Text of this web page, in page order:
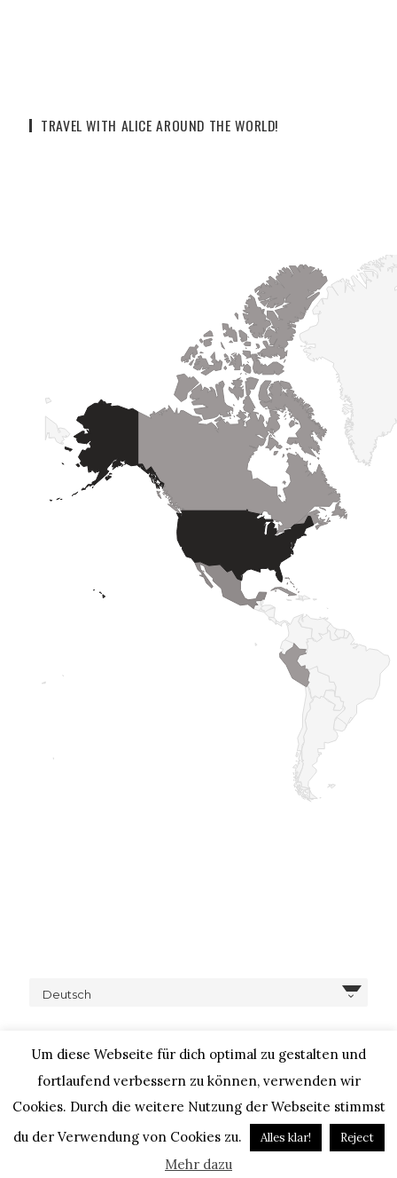
TRAVEL WITH ALICE AROUND THE WORLD!
Deutsch
COPYRIGHT © 2020 – IHEARTALICE.COM / TRAVEL,
LIFESTYLE, FOOD & FASHIONBLOG BY ALICE M. HUYNH / ALL
RIGHTS RESERVED / DESIGN BY BLOGGER-BERATUNG
Um diese Webseite für dich optimal zu gestalten und
fortlaufend verbessern zu können, verwenden wir
Cookies. Durch die weitere Nutzung der Webseite stimmst
du der Verwendung von Cookies zu.
Alles klar! Reject
Mehr dazu